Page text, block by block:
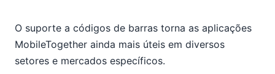
O suporte a códigos de barras torna as aplicações
MobileTogether ainda mais úteis em diversos
setores e mercados específicos.